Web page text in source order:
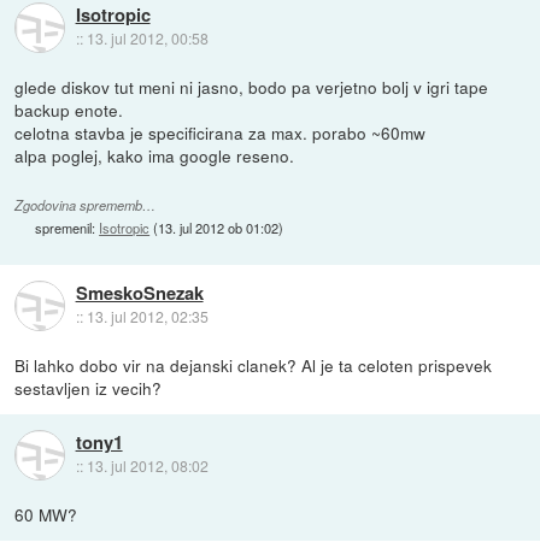
Isotropic
:: 13. jul 2012, 00:58
glede diskov tut meni ni jasno, bodo pa verjetno bolj v igri tape
backup enote.
celotna stavba je specificirana za max. porabo ~60mw
alpa poglej, kako ima google reseno.
Zgodovina sprememb…
spremenil: Isotropic (13. jul 2012 ob 01:02)
SmeskoSnezak
:: 13. jul 2012, 02:35
Bi lahko dobo vir na dejanski clanek? Al je ta celoten prispevek
sestavljen iz vecih?
tony1
:: 13. jul 2012, 08:02
60 MW?